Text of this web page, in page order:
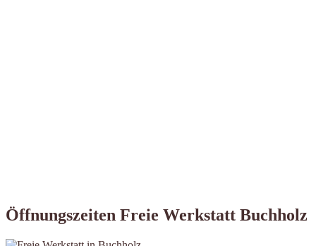
Öffnungszeiten Freie Werkstatt Buchholz